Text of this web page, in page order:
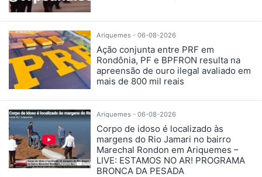
Ariquemes - 06-08-2026
Ação conjunta entre PRF em
Rondônia, PF e BPFRON resulta na
apreensão de ouro ilegal avaliado em
mais de 800 mil reais
Ariquemes - 06-08-2026
Corpo de idoso é localizado às
margens do Rio Jamari no bairro
Marechal Rondon em Ariquemes –
LIVE: ESTAMOS NO AR! PROGRAMA
BRONCA DA PESADA